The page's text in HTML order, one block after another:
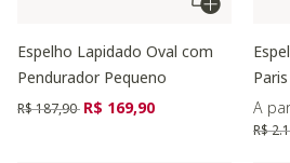
Espelho Lapidado Oval com
Pendurador Pequeno
Preço reduzido de
R$ 187,90 para
R$ 169,90
A
R$